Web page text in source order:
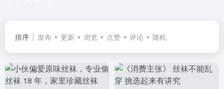
排序 发布 更新 浏览 点赞 评论 随机